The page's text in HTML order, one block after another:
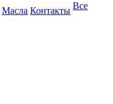
Масла Контакты Все